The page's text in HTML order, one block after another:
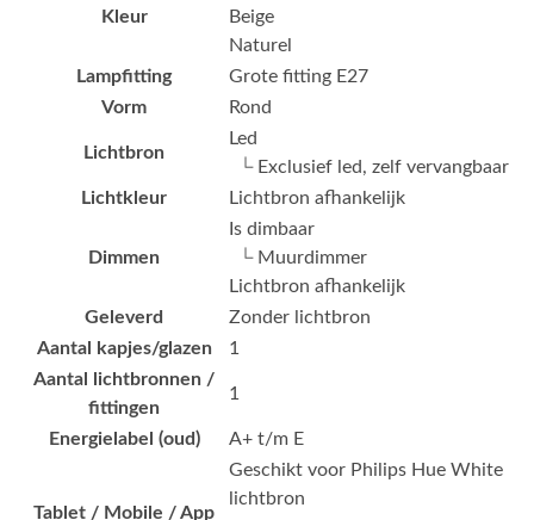
Kleur
Beige
Naturel
Lampfitting
Grote fitting E27
Vorm
Rond
Lichtbron
Led
└ Exclusief led, zelf vervangbaar
Lichtkleur
Lichtbron afhankelijk
Dimmen
Is dimbaar
└ Muurdimmer
Lichtbron afhankelijk
Geleverd
Zonder lichtbron
Aantal kapjes/glazen
1
Aantal lichtbronnen /
fittingen
1
Energielabel (oud) A+ t/m E
Tablet / Mobile / App
Geschikt voor Philips Hue White
lichtbron